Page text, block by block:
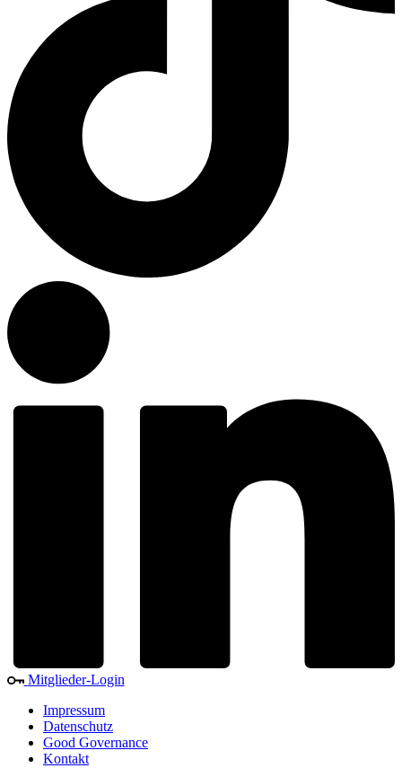
Mitglieder-Login
Impressum
Datenschutz
Good Governance
Kontakt